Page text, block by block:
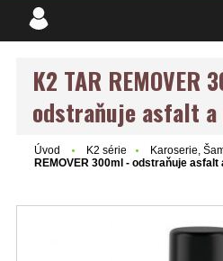
K2 TAR REMOVER
odstraňuje asfalt
Úvod K2 série Karoserie,
REMOVER 300ml - odstraňuje